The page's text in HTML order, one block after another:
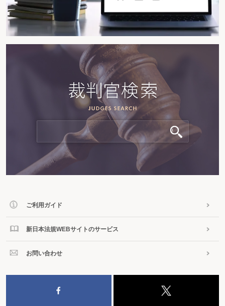
ご利用ガイド
新日本法規WEBサイトのサービス
お問い合わせ